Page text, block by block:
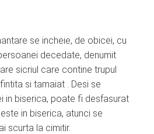
se incheie, de obicei, cu
decedate, denumit
sicriul care contine trupul
si tamaiat . Desi se
in biserica, poate fi desfasurat
in biserica, atunci se
scurta la cimitir.